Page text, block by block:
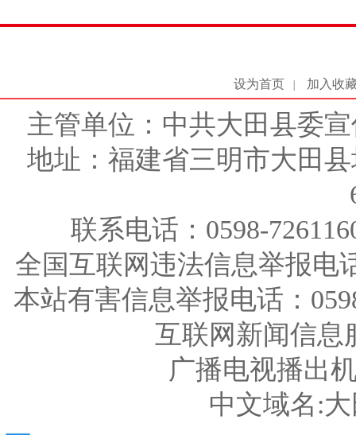
设为首页 加入收
主管单位：中共大田县委
地址：福建省三明市大田
联系电话：0598-
全国互联网违法信息举报电
本站有害信息举报电话：
互联网新闻信息
广播电视播出
中文域名: